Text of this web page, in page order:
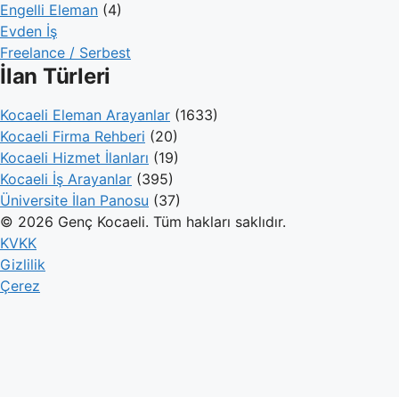
Engelli Eleman (4)
Evden İş
Freelance / Serbest
İlan Türleri
Kocaeli Eleman Arayanlar (1633)
Kocaeli Firma Rehberi (20)
Kocaeli Hizmet İlanları (19)
Kocaeli İş Arayanlar (395)
Üniversite İlan Panosu (37)
© 2026 Genç Kocaeli. Tüm hakları saklıdır.
KVKK
Gizlilik
Çerez